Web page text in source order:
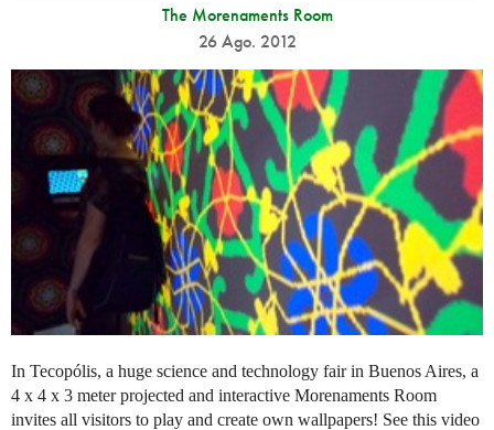
The Morenaments Room
26 Ago. 2012
In Tecopólis, a huge science and technology fair in Buenos Aires, a
4 x 4 x 3 meter projected and interactive Morenaments Room
invites all visitors to play and create own wallpapers! See this video